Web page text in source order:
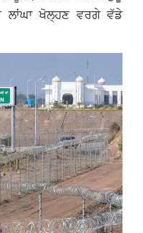
ਲਾਂਘਾ ਖੋਲ੍ਹਣ ਵਰਗੇ ਵੱਡੇ